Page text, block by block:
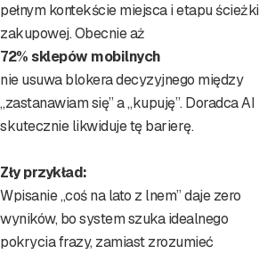
pełnym kontekście miejsca i etapu ścieżki
zakupowej. Obecnie aż
72% sklepów mobilnych
nie usuwa blokera decyzyjnego między
„zastanawiam się” a „kupuję”. Doradca AI
skutecznie likwiduje tę barierę.
Zły przykład:
Wpisanie „coś na lato z lnem” daje zero
wyników, bo system szuka idealnego
pokrycia frazy, zamiast zrozumieć